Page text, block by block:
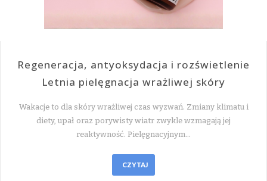
Regeneracja, antyoksydacja i rozświetlenie
Letnia pielęgnacja wrażliwej skóry
Wakacje to dla skóry wrażliwej czas wyzwań. Zmiany klimatu i
diety, upał oraz porywisty wiatr zwykle wzmagają jej
reaktywność. Pielęgnacyjnym…
CZYTAJ